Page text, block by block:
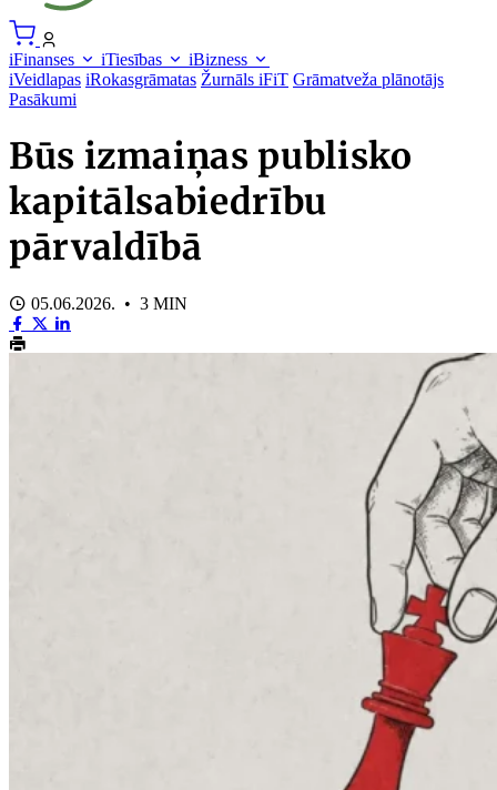
iFinanses iTiesības
iBizness
iVeidlapas iRokasgrāmatas Žurnāls iFiT Grāmatveža plānotājs
Pasākumi
Būs izmaiņas publisko
kapitālsabiedrību
pārvaldībā
05.06.2026. • 3 MIN